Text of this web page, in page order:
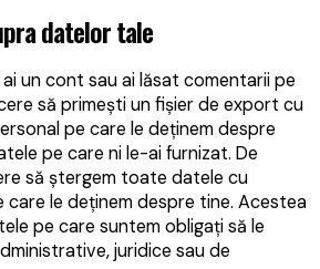
datelor tale
un cont sau ai lăsat comentarii pe
să primești un fișier de export cu
pe care le deținem despre
pe care ni le-ai furnizat. De
să ștergem toate datele cu
le deținem despre tine. Acestea
pe care suntem obligați să le
juridice sau de